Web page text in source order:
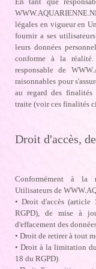
légales en vigueur en
fournir a ses
leurs données
conforme à la réalité.
responsable de
raisonnables pour
au regard des finalités
traite (voir ces finalités
Droit d'accès,
Conformément à la
Utilisateurs de
• Droit d'accès
RGPD), de mise à
d'effacement des
• Droit de retirer à tout
• Droit à la limitation
18 du RGPD)